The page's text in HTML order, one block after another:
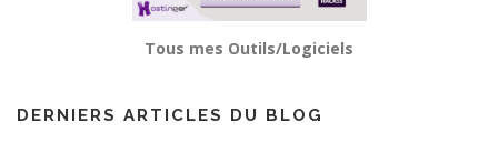
Tous mes Outils/Logiciels
DERNIERS ARTICLES DU BLOG